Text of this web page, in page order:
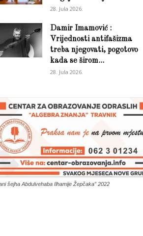
28. Jula 2026.
Damir Imamović :
Vrijednosti antifašizma
treba njegovati, pogotovo
kada se širom...
28. Jula 2026.
šejha Abdulvehaba Ilhamije Žepčaka” 2022